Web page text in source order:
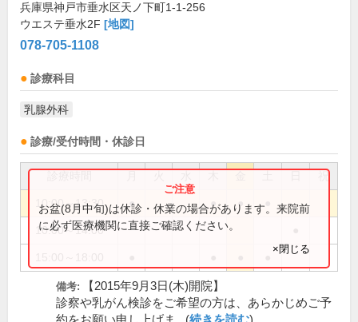
兵庫県神戸市垂水区天ノ下町1-1-256
ウエステ垂水2F [地図]
078-705-1108
診療科目
乳腺外科
診療/受付時間・休診日
祝
10:00～13:30 ● ● ●
10:00～14:00
お盆(8月中旬)は休診・休業の場合があります。来院前
に必ず医療機関に直接ご確認ください。
×閉じる
備考:
【2015年9月3日(木)開院】
診察や乳がん検診をご希望の方は、あらかじめご予